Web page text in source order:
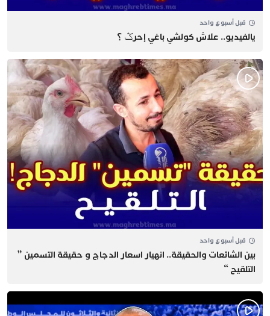
قبل أسبوع واحد
يالفيديو.. علاش كولشي باغي إحرݣ ؟
قبل أسبوع واحد
بين الشائعات والحقيقة.. انهيار اسعار الدجاج و حقيقة التسمين ”
التلقيح “